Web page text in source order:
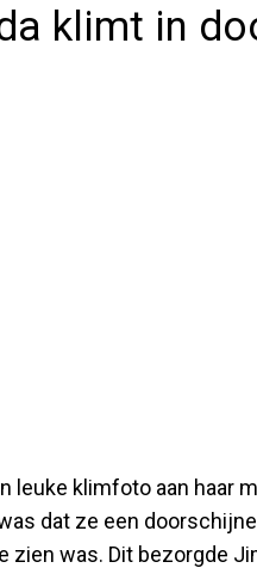
klimt in
leuke klimfoto aan haar
dat ze een
zien was. Dit bezorgde